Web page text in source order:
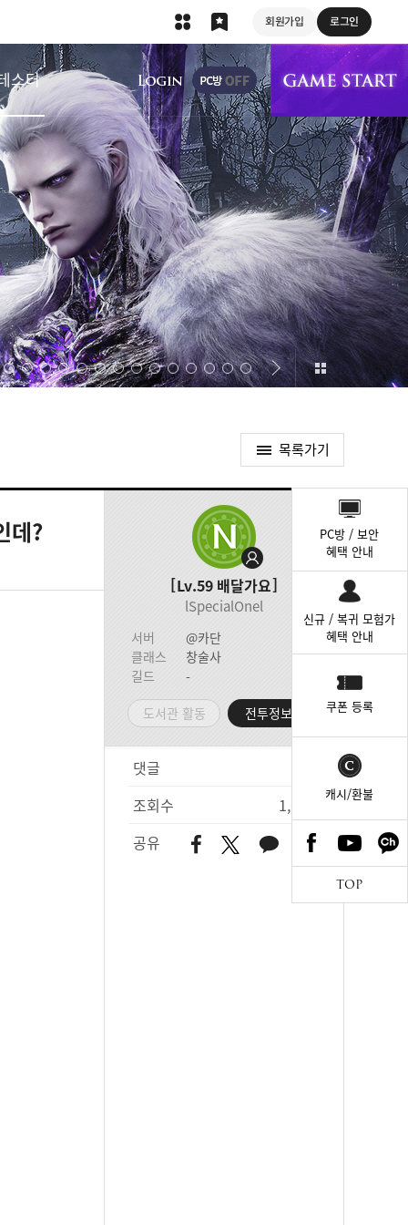
회원가입 로그인
스터
상단 메뉴
목록가기
데?
Lv.59 배달가요
lSpecialOnel
서버
@카단
클래스
창술사
길드
-
도서관 활동 전투정보실
댓글
조회수
1,691
공유
PC방 / 보안
혜택 안내
신규 / 복귀 모험가
혜택 안내
쿠폰 등록
캐시/환불
TOP